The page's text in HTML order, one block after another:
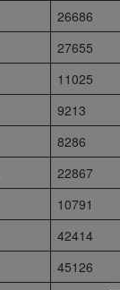
26686
27655
11025
9213
8286
22867
10791
42414
45126